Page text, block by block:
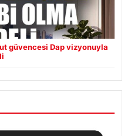
güvencesi Dap vizyonuyla